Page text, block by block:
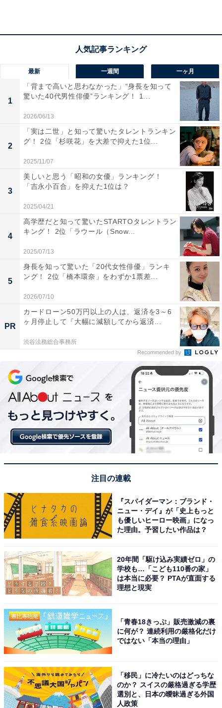
の角度から見ても絵になる手だからです」（60代女
性／愛知県）
「色が白く、スラッとした感じも男性らしさもどっ
ちもあっていいと思う」（30代女性／北海道）
1位：佐藤健／61票
View this post on Instagram
見事1位に輝いたのは、佐藤健さんでした。埼玉県出身
の佐藤さんは、高い身体能力を生かした迫力あるアクシ
リーズでの殺陣は多くの観客を魅了しています。激しい
動きの中にも、ふとした瞬間に見えるすっとした美しい
手先が、彼の表現力や所作の美しさをさらに際立たせて
最新 一週間 一ヶ月
1
「背まで高いと思わなかった」“身長を知って
驚いた40代男性俳優”ランキング！ 1...
2026/06/13
2
「実は二世」と知って驚いたタレントランキン
グ！ 2位「杉咲花」を大差で抑えた1位...
2025/11/07
3
美しいと思う「昭和の女優」ランキング！
「吉永小百合」を抑えた1位は？
2025/04/21
4
高学歴だと知って驚いたSTARTOタレントラン
キング！ 2位「ラウール（Snow...
2025/07/13
5
身長を知って驚いた「20代女性俳優」ランキ
ング！ 2位「橋本環奈」をわずか1票差...
2026/07/10
PR
カードローン50万円以上の人は、返済を3～6
ヶ月停止して『大幅に減額してから返済...
渋谷法務総合事務所
Recommended by
注目の連載
『スパイダーマン：ブランド・
ニュー・デイ』が「史上もっと
も優しいヒーロー映画」になっ
た理由。予習したい作品は？
20年間「駆け込み実績ゼロ」の
学校も…「こども110番の家」
は本当に必要？ PTAが直面する
理想と現実
「青春18きっぷ」販売激減の裏
に何が？ 連続利用の厳格化だけ
ではない「本当の理由」
「移民」に冷たいのはどっちな
のか？ スイスの厳格過ぎる学歴
選別と、日本の曖昧過ぎる外国
人政策